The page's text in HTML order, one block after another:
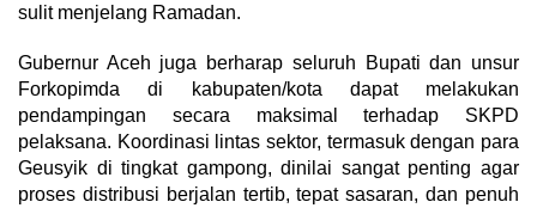
sulit menjelang Ramadan.
Gubernur Aceh juga berharap seluruh Bupati dan unsur
Forkopimda di kabupaten/kota dapat melakukan
pendampingan secara maksimal terhadap SKPD
pelaksana. Koordinasi lintas sektor, termasuk dengan para
Geusyik di tingkat gampong, dinilai sangat penting agar
proses distribusi berjalan tertib, tepat sasaran, dan penuh